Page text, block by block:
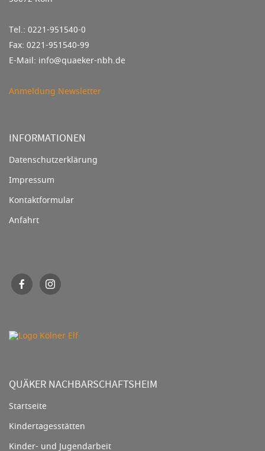
Tel.: 0221-951540-0
Fax: 0221-951540-99
E-Mail: info@quaeker-nbh.de
Anmeldung Newsletter
INFORMATIONEN
Datenschutzerklärung
Impressum
Kontaktformular
Anfahrt
QUÄKER NACHBARSCHAFTSHEIM
Startseite
Kindertagesstätten
Kinder- und Jugendarbeit